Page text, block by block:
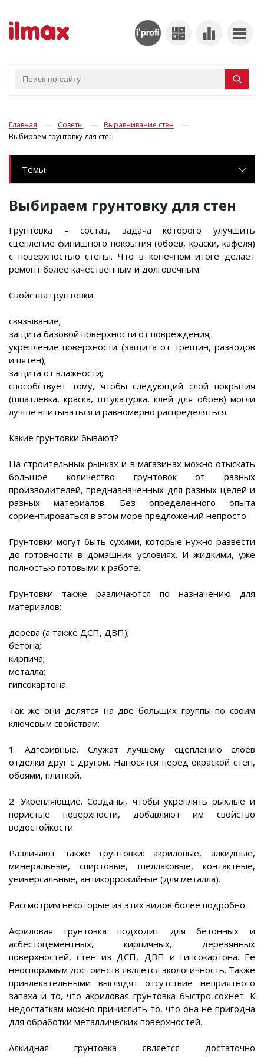
Главная Советы
Выравнивание стен
Выбираем грунтовку для стен
Темы
Выбираем грунтовку для стен
Грунтовка – состав, задача которого улучшить
сцепление финишного покрытия (обоев, краски, кафеля)
с поверхностью стены. Что в конечном итоге делает
ремонт более качественным и долговечным.
Свойства грунтовки:
связывание;
защита базовой поверхности от повреждения;
укрепление поверхности (защита от трещин, разводов
и пятен);
защита от влажности;
способствует тому, чтобы следующий слой покрытия
(шпатлевка, краска, штукатурка, клей для обоев) могли
лучше впитываться и равномерно распределяться.
Какие грунтовки бывают?
На строительных рынках и в магазинах можно отыскать
большое количество грунтовок от разных
производителей, предназначенных для разных целей и
разных материалов. Без определенного опыта
сориентироваться в этом море предложений непросто.
Грунтовки могут быть сухими, которые нужно развести
до готовности в домашних условиях. И жидкими, уже
полностью готовыми к работе.
Грунтовки также различаются по назначению для
материалов:
дерева (а также ДСП, ДВП);
бетона;
кирпича;
металла;
гипсокартона.
Так же они делятся на две больших группы по своим
ключевым свойствам:
1. Адгезивные. Служат лучшему сцеплению слоев
отделки друг с другом. Наносятся перед окраской стен,
обоями, плиткой.
2. Укрепляющие. Созданы, чтобы укреплять рыхлые и
пористые поверхности, добавляют им свойство
водостойкости.
Различают также грунтовки: акриловые, алкидные,
минеральные, спиртовые, шеллаковые, контактные,
универсальные, антикоррозийные (для металла).
Рассмотрим некоторые из этих видов более подробно.
Акриловая грунтовка подходит для бетонных и
асбестоцементных, кирпичных, деревянных
поверхностей, стен из ДСП, ДВП и гипсокартона. Ее
неоспоримым достоинств является экологичность. Также
привлекательными выглядят отсутствие неприятного
запаха и то, что акриловая грунтовка быстро сохнет. К
недостаткам можно причислить то, что она не пригодна
для обработки металлических поверхностей.
Алкидная грунтовка является достаточно